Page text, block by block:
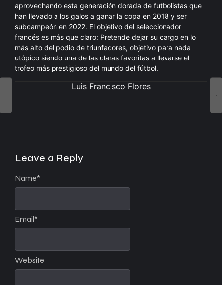
aprovechando esta generación dorada de futbolistas que
han llevado a los galos a ganar la copa en 2018 y ser
subcampeón en 2022. El objetivo del seleccionador
francés es más que claro: Pretende dejar su cargo en lo
más alto del podio de triunfadores, objetivo para nada
utópico siendo una de las claras favoritas a llevarse el
trofeo más prestigioso del mundo del fútbol.
Luis Francisco Flores
Leave a Reply
Name*
Email*
Website